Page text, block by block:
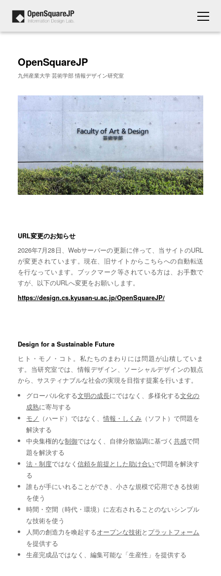
OpenSquareJP
九州産業大学 芸術学部 情報デザイン研究室
URL変更のお知らせ
2026年7月28日、Webサーバーの更新に伴って、当サイトのURL
が変更されています。現在、旧サイトからこちらへの自動転送
を行なっています。ブックマーク等されている方は、お手数で
すが、以下のURLへ変更をお願いします。
https://design.cs.kyusan-u.ac.jp/OpenSquareJP/
Design for a Sustainable Future
ヒト・モノ・コト。私たちのまわりには問題が山積していま
す。当研究室では、情報デザイン、ソーシャルデザインの観点
から、サスティナブルな社会の実現を目指す提案を行います。
グローバル化する文明の成長にではなく、多様化する文化の
成熟に寄与する
モノ （ハード）ではなく、情報・しくみ （ソフト）で問題を
解決する
中央集権的な制御ではなく、自律分散協調に基づく共感で問
題を解決する
法・制度ではなく信頼を前提とした助け合いで問題を解決す
る
誰もが手にいれることができ、小さな規模で応用できる技術
を使う
時間・空間（時代・環境）に左右されることのないシンプル
な技術を使う
人間の創造力を喚起するオープンな技術と プラットフォーム
を提供する
生産完成品ではなく、編集可能な「生産性」を提供する